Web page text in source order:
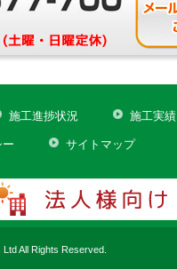
施工進捗状況 施工実績
サイトマップ
All Rights Reserved.